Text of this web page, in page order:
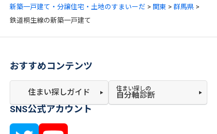
新築一戸建て・分譲住宅・土地のすまいーだ 関東
群馬県
鉄道桐生線の新築一戸建て
おすすめコンテンツ
住まい探しガイド 住まい探しの
自分軸診断
SNS公式アカウント